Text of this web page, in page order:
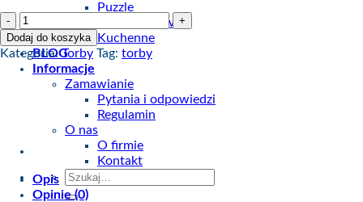
Puzzle
Figurki żużlowe
Kuchenne
BLOG
Informacje
Zamawianie
Pytania i odpowiedzi
Regulamin
O nas
O firmie
Kontakt
Szukaj:
ilość
Torba
bawełniana
czarna
Dodaj do koszyka
Kategoria:Torby Tag: torby
Opis
Opinie (0)